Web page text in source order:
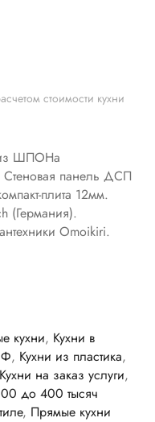
стоимости кухни
ШПОНа
панель ДСП
плита 12мм.
(Германия).
Omoikiri.
кухни, Кухни в
, Кухни из пластика,
Кухни на заказ услуги,
до 400 тысяч
, Прямые кухни